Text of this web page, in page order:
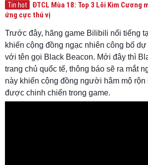
Tin hot
ĐTCL Mùa 18: Top 3 Lõi Kim Cương
ứng cực thú vị
Trước đây, hãng game Bilibili nổi tiếng
khiến cộng đồng ngạc nhiên công bố
với tên gọi Black Beacon. Mới đây thì
trang chủ quốc tế, thông báo sẽ ra mắt
này khiến cộng đồng người hâm mộ rộn
được chinh chiến trong game.